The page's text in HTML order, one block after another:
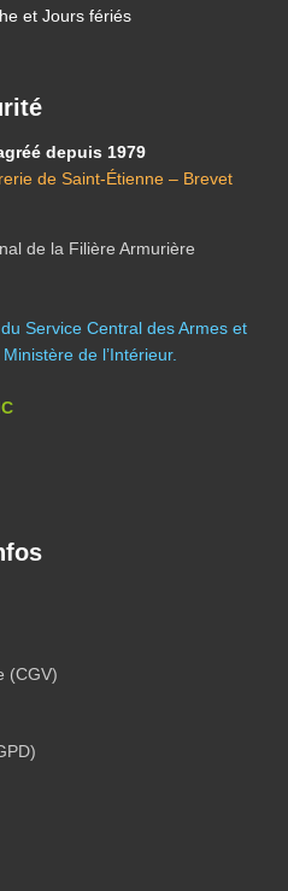
et Jours fériés
depuis 1979
de Saint-Étienne – Brevet
de la Filière Armurière
Service Central des Armes et
de l’Intérieur.
(CGV)